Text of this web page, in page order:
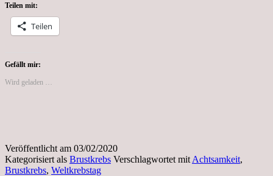
Teilen mit:
Teilen
Gefällt mir:
Wird geladen …
Veröffentlicht am 03/02/2020
Kategorisiert als Brustkrebs Verschlagwortet mit Achtsamkeit,
Brustkrebs, Weltkrebstag